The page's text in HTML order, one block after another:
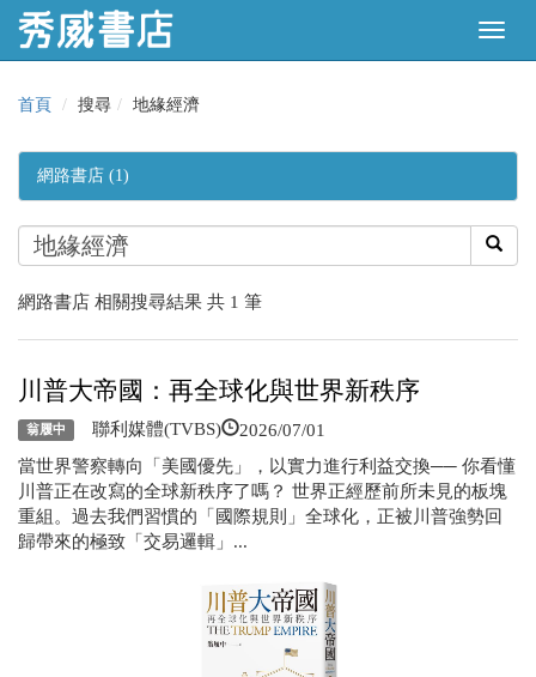
首頁 搜尋 地緣經濟
網路書店 (1)
網路書店 相關搜尋結果 共 1 筆
川普大帝國：再全球化與世界新秩序
翁履中 聯利媒體(TVBS) 2026/07/01
當世界警察轉向「美國優先」，以實力進行利益交換── 你看懂
川普正在改寫的全球新秩序了嗎？ 世界正經歷前所未見的板塊
重組。過去我們習慣的「國際規則」全球化，正被川普強勢回
歸帶來的極致「交易邏輯」...